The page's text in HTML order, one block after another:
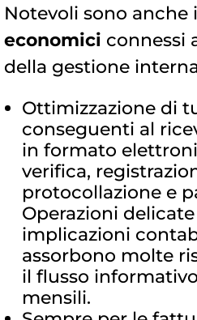
Notevoli sono anche i
economici connessi
della gestione
Ottimizzazione di
conseguenti al
in formato
verifica,
protocollazione e
Operazioni
implicazioni
assorbono molte
il flusso
mensili.